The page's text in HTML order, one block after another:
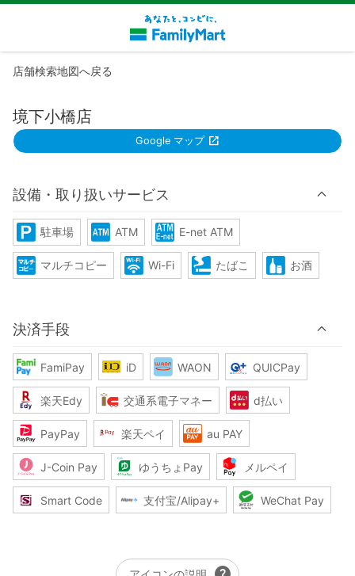
店舗検索地図へ戻る
境下小橋店
Google マップ
設備・取り扱いサービス
駐車場 ATM E-net ATM
マルチコピー Wi-Fi たばこ お酒
決済手段
FamiPay iD WAON QUICPay
楽天Edy 交通系電子マネー d払い
PayPay 楽天ペイ au PAY
J-Coin Pay ゆうちょPay メルペイ
Smart Code 支付宝/Alipay+ WeChat Pay